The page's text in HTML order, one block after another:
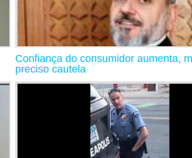
Confiança do consumidor aumenta,
preciso cautela